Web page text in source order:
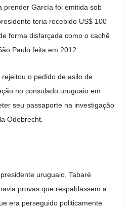
prender García foi emitida sob
teria recebido US$ 100
forma disfarçada como o cachê
Paulo feita em 2012.
o pedido de asilo de
no consulado uruguaio em
seu passaporte na investigação
Odebrecht.
uruguaio, Tabaré
provas que respaldassem a
era perseguido politicamente